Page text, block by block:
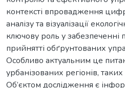
контексті впровадження
аналізу та візуалізації
ключову роль у забезпеченні
прийнятті обґрунтованих
Особливо актуальним це
урбанізованих регіонів, таких
Об’єктом дослідження є